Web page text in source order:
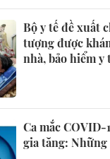
Bộ y tế đề xuất
tượng được
nhà, bảo hiểm y
Ca mắc COVID-
gia tăng: